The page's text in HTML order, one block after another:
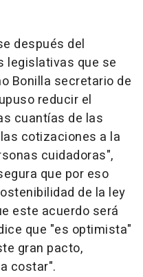
después del
legislativas que se
Bonilla secretario de
reducir el
cuantías de las
cotizaciones a la
cuidadoras",
que por eso
de la ley
este acuerdo será
que "es optimista"
gran pacto,
costar".